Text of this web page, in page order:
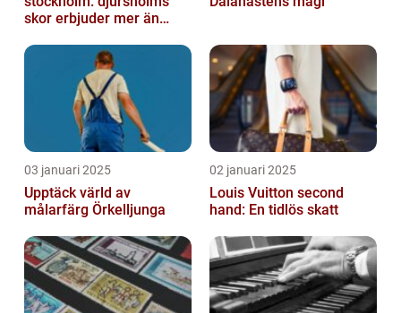
skor erbjuder mer än
03 januari 2025
Upptäck värld av
målarfärg Örkelljunga
02 januari 2025
Louis Vuitton second
hand: En tidlös skatt